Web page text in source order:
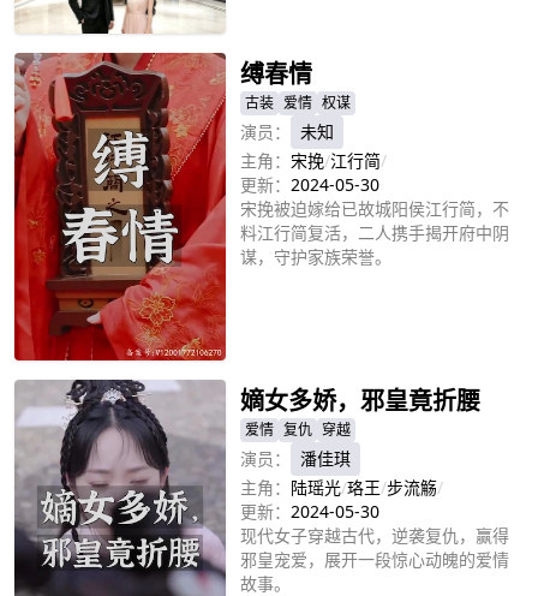
缚春情
古装 爱情 权谋
演员：
未知
主角： 宋挽/江行简/
更新： 2024-05-30
宋挽被迫嫁给已故城阳侯江行简，不
料江行简复活，二人携手揭开府中阴
谋，守护家族荣誉。
嫡女多娇，邪皇竟折腰
爱情 复仇 穿越
演员：
潘佳琪
主角： 陆瑶光/珞王/步流觞/
更新： 2024-05-30
现代女子穿越古代，逆袭复仇，赢得
邪皇宠爱，展开一段惊心动魄的爱情
故事。